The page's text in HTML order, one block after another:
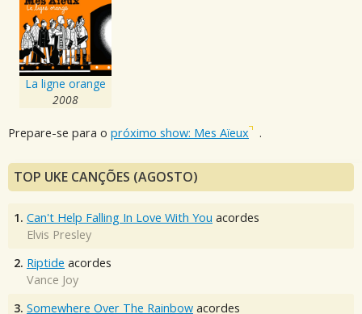
La ligne orange
2008
Prepare-se para o próximo show: Mes Aïeux .
TOP UKE CANÇÕES (AGOSTO)
1. Can't Help Falling In Love With You acordes
Elvis Presley
2. Riptide acordes
Vance Joy
3. Somewhere Over The Rainbow acordes